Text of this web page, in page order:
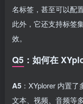
名标签，甚至可以配
此外，它还支持标签
效。
Q5：如何在
A5 ：XYplorer 内置
文本、视频、音频等